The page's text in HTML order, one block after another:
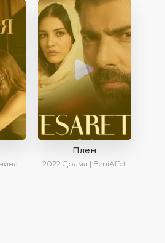
| Сериалы 2023
Плен
2022 Драма | BeniAffet